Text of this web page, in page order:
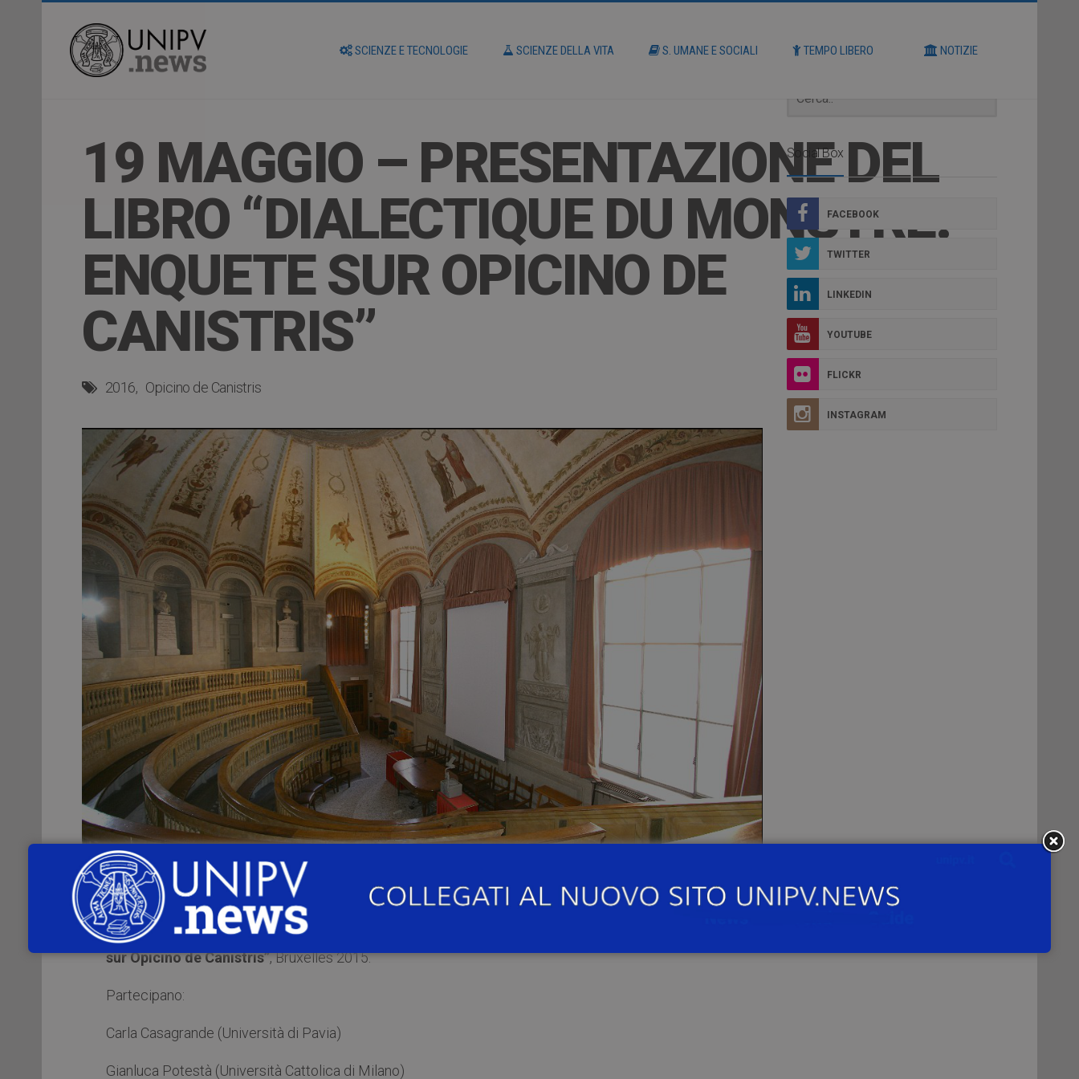
SCIENZE E TECNOLOGIE SCIENZE DELLA VITA S. UMANE E SOCIALI TEMPO LIBERO NOTIZIE
19 MAGGIO – PRESENTAZIONE DEL
LIBRO “DIALECTIQUE DU MONSTRE.
ENQUETE SUR OPICINO DE
CANISTRIS”
2016 Opicino de Canistris
Giovedì 19 maggio 2016alleore 17.30
Nuova, 65), si terrà lapresentazione del libro di Sylvain Piron, “Dialectique du monstre. Enquete
sur Opicino de Canistris”, Bruxelles 2015.
Partecipano:
Carla Casagrande (Università di Pavia)
Gianluca Potestà (Università Cattolica di Milano)
Social Box
FACEBOOK
TWITTER
LINKEDIN
YOUTUBE
FLICKR
INSTAGRAM